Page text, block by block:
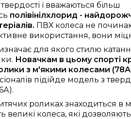
і вважаються більш
полівінілхлорид -
ПВХ колеса не
використання, вони
для якого стилю
Новачкам в цьому спорті
з м'якими колесами
підійде модель з
роликах знаходиться в
великі колеса, які дозволяють